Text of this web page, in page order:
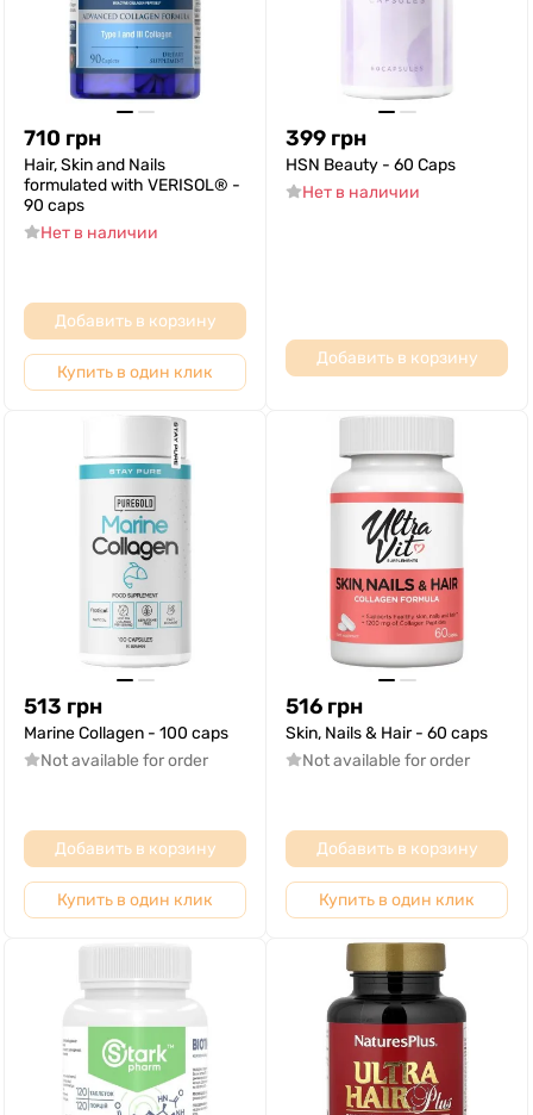
710 грн
Hair, Skin and Nails
formulated with VERISOL® -
90 caps
Нет в наличии
Добавить в корзину
Купить в один клик
399 грн
HSN Beauty - 60 Caps
Нет в наличии
Добавить в корзину
513 грн
Marine Collagen - 100 caps
Not available for order
Добавить в корзину
Купить в один клик
516 грн
Skin, Nails & Hair - 60 caps
Not available for order
Добавить в корзину
Купить в один клик